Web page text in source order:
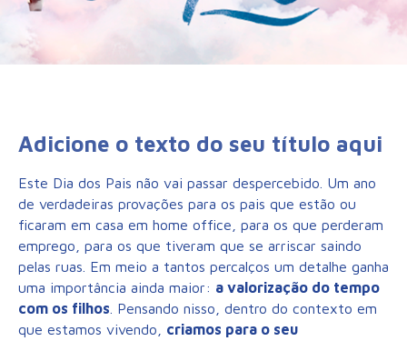
Adicione o texto do seu título aqui
Este Dia dos Pais não vai passar despercebido. Um ano
de verdadeiras provações para os pais que estão ou
ficaram em casa em home office, para os que perderam
emprego, para os que tiveram que se arriscar saindo
pelas ruas. Em meio a tantos percalços um detalhe ganha
uma importância ainda maior: a valorização do tempo
com os filhos . Pensando nisso, dentro do contexto em
que estamos vivendo, criamos para o seu